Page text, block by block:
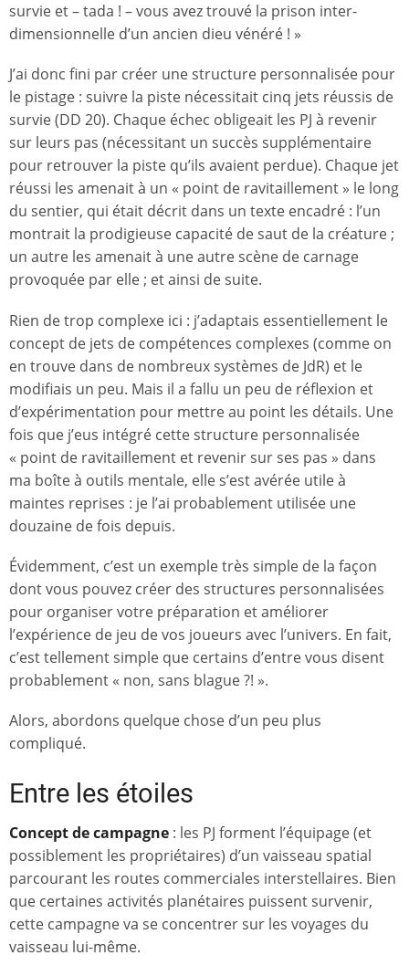
survie et – tada ! – vous avez trouvé la prison inter-
dimensionnelle d’un ancien dieu vénéré ! »
J’ai donc fini par créer une structure personnalisée pour
le pistage : suivre la piste nécessitait cinq jets réussis de
survie (DD 20). Chaque échec obligeait les PJ à revenir
sur leurs pas (nécessitant un succès supplémentaire
pour retrouver la piste qu’ils avaient perdue). Chaque jet
réussi les amenait à un « point de ravitaillement » le long
du sentier, qui était décrit dans un texte encadré : l’un
montrait la prodigieuse capacité de saut de la créature ;
un autre les amenait à une autre scène de carnage
provoquée par elle ; et ainsi de suite.
Rien de trop complexe ici : j’adaptais essentiellement le
concept de jets de compétences complexes (comme on
en trouve dans de nombreux systèmes de JdR) et le
modifiais un peu. Mais il a fallu un peu de réflexion et
d’expérimentation pour mettre au point les détails. Une
fois que j’eus intégré cette structure personnalisée
« point de ravitaillement et revenir sur ses pas » dans
ma boîte à outils mentale, elle s’est avérée utile à
maintes reprises : je l’ai probablement utilisée une
douzaine de fois depuis.
Évidemment, c’est un exemple très simple de la façon
dont vous pouvez créer des structures personnalisées
pour organiser votre préparation et améliorer
l’expérience de jeu de vos joueurs avec l’univers. En fait,
c’est tellement simple que certains d’entre vous disent
probablement « non, sans blague ?! ».
Alors, abordons quelque chose d’un peu plus
compliqué.
Entre les étoiles
Concept de campagne : les PJ forment l’équipage (et
possiblement les propriétaires) d’un vaisseau spatial
parcourant les routes commerciales interstellaires. Bien
que certaines activités planétaires puissent survenir,
cette campagne va se concentrer sur les voyages du
vaisseau lui-même.